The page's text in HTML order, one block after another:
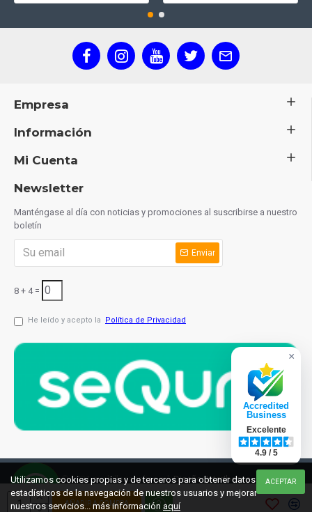
AÑADIR A COMPRA
Empresa
Información
Mi Cuenta
Newsletter
Manténgase al día con noticias y promociones al suscribirse a nuestro
boletín
Enviar
8 + 4 =
He leído y acepto la Política de Privacidad
© 2021 cuchilleriaonline.mlDiseño: InterIberica ACEPTAR
Utilizamos cookies propias y de terceros para obtener datos
estadísticos de la navegación de nuestros usuarios y mejorar
nuestros servicios... más información aquí
×
Accredited
Business
Excelente
4.9 / 5